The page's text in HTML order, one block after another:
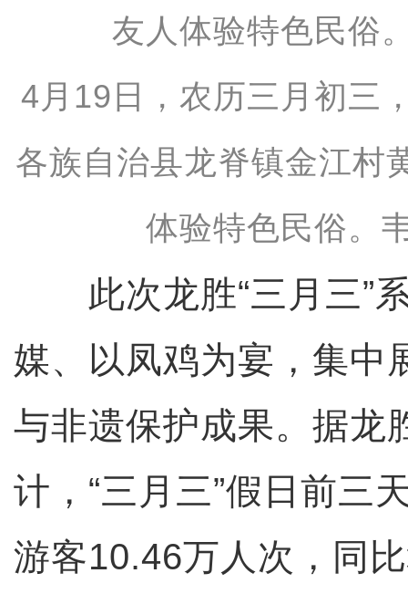
4月19日，农历三月初三
各族自治县龙脊镇金江村
体验特色民俗
此次龙胜“三月三”
媒、以凤鸡为宴，集中
与非遗保护成果。据龙
计，“三月三”假日前三
游客10.46万人次，同